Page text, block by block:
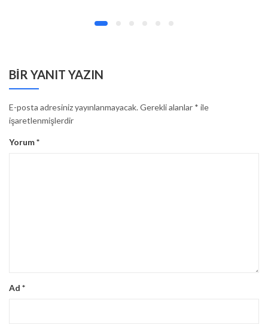
BIR YANIT YAZIN
E-posta adresiniz yayınlanmayacak.Gerekli alanlar * ile
işaretlenmişlerdir
Yorum*
Ad *